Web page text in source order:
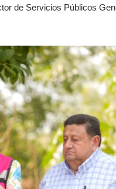
de Servicios Públicos